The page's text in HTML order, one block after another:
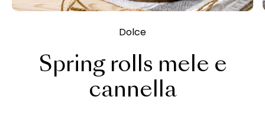
Dolce
Spring rolls mele e
cannella